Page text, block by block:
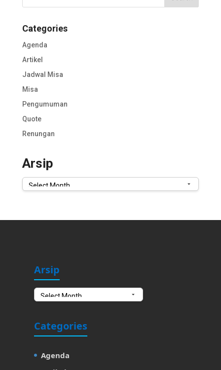
Categories
Agenda
Artikel
Jadwal Misa
Misa
Pengumuman
Quote
Renungan
Arsip
Arsip
ArsipArsip
Categories
Agenda